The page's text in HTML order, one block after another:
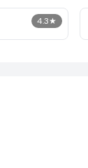
4.3★